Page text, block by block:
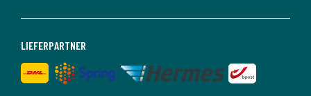
LIEFERPARTNER